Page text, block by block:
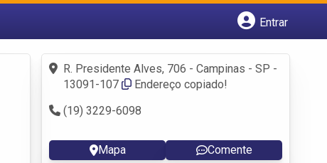
Entrar
Fazer login
Criar conta
R. Presidente Alves, 706 - Campinas - SP -
13091-107
Endereço copiado!
(19) 3229-6098
Mapa Comente